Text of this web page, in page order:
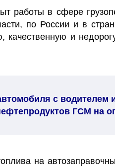
работы в сфере
по России и в
и
с водителем
ГСМ на
на